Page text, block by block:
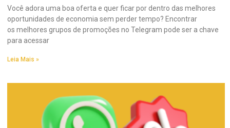
Você adora uma boa oferta e quer ficar por dentro das melhores
oportunidades de economia sem perder tempo? Encontrar
os melhores grupos de promoções no Telegram pode ser a chave
para acessar
Leia Mais »